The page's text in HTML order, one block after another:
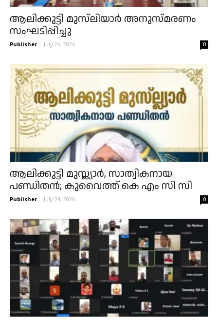
ആലിക്കുട്ടി മുസ്‌ലിയാർ അനുസ്മരണം
സംഘടിപ്പിച്ചു
Publisher - July 26, 2026 0
ആലിക്കുട്ടി മുസ്ല്യാർ, സാത്വികനായ
പണ്ഡിതൻ; കുവൈത്ത്‌ കെ എം സി സി
Publisher - July 24, 2026 0